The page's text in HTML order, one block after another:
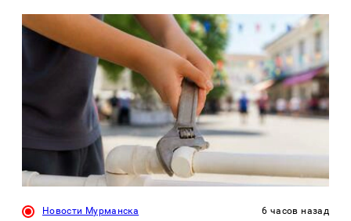
Новости Мурманска 6 часов назад